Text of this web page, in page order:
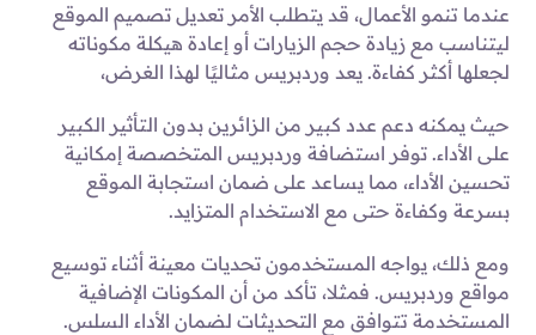
عندما تنمو الأعمال، قد يتطلب الأمر تعديل تصميم الموقع
ليتناسب مع زيادة حجم الزيارات أو إعادة هيكلة مكوناته
لجعلها أكثر كفاءة. يعد وردبريس مثاليًا لهذا الغرض،
حيث يمكنه دعم عدد كبير من الزائرين بدون التأثير الكبير
على الأداء. توفر استضافة وردبريس المتخصصة إمكانية
تحسين الأداء، مما يساعد على ضمان استجابة الموقع
بسرعة وكفاءة حتى مع الاستخدام المتزايد.
ومع ذلك، يواجه المستخدمون تحديات معينة أثناء توسيع
مواقع وردبريس. فمثلا، تأكد من أن المكونات الإضافية
المستخدمة تتوافق مع التحديثات لضمان الأداء السلس.